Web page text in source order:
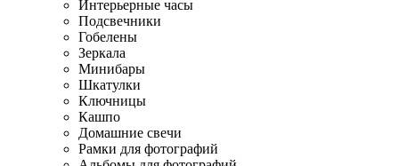
Интерьерные часы
Подсвечники
Гобелены
Зеркала
Минибары
Шкатулки
Ключницы
Кашпо
Домашние свечи
Рамки для фотографий